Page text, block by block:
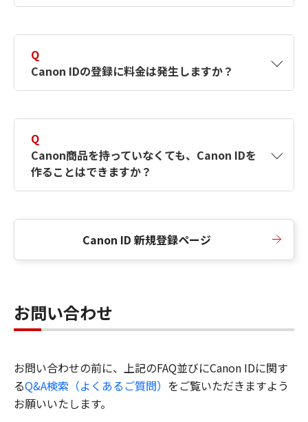
択したサービスから取得します。アカウントを
簡単に作成できるように、この情報を使用して
Canon IDの登録フォームを入力します。
Q
Canon IDの登録に料金は発生しますか？
Q
Canon商品を持っていなくても、Canon IDを
作ることはできますか？
Canon ID 新規登録ページ
お問い合わせ
お問い合わせの前に、上記のFAQ並びにCanon IDに関す
るQ&A検索（よくあるご質問） をご覧いただきますよう
お願いいたします。